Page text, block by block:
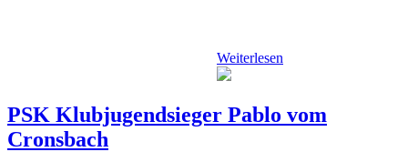
Weiterlesen
PSK Klubjugendsieger Pablo vom
Cronsbach